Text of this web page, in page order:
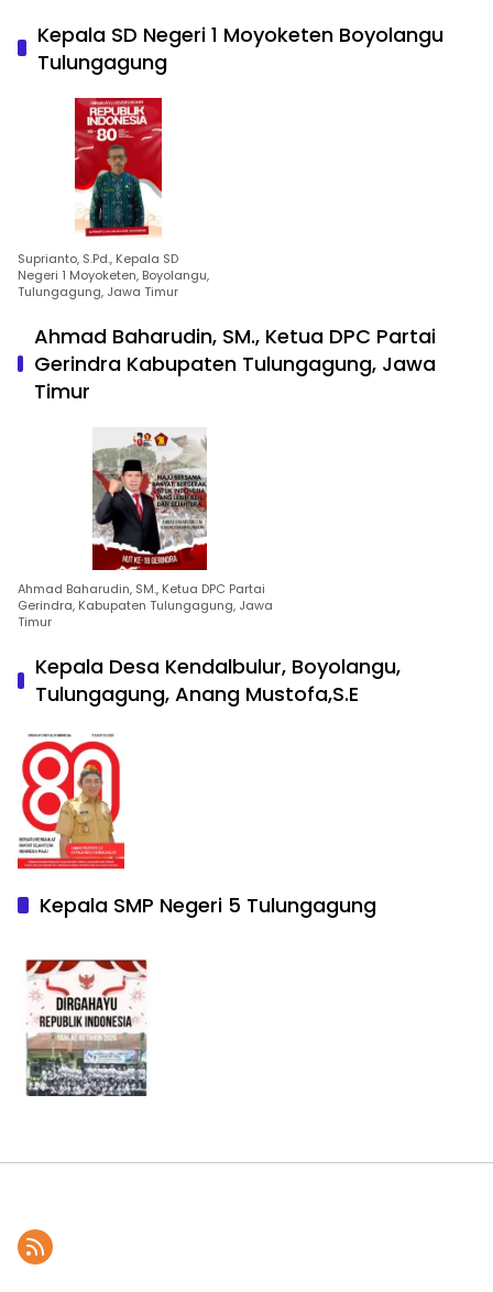
Kepala SD Negeri 1 Moyoketen Boyolangu
Tulungagung
Suprianto, S.Pd., Kepala SD
Negeri 1 Moyoketen, Boyolangu,
Tulungagung, Jawa Timur
Ahmad Baharudin, SM., Ketua DPC Partai
Gerindra Kabupaten Tulungagung, Jawa
Timur
Ahmad Baharudin, SM., Ketua DPC Partai
Gerindra, Kabupaten Tulungagung, Jawa
Timur
Kepala Desa Kendalbulur, Boyolangu,
Tulungagung, Anang Mustofa,S.E
Kepala SMP Negeri 5 Tulungagung